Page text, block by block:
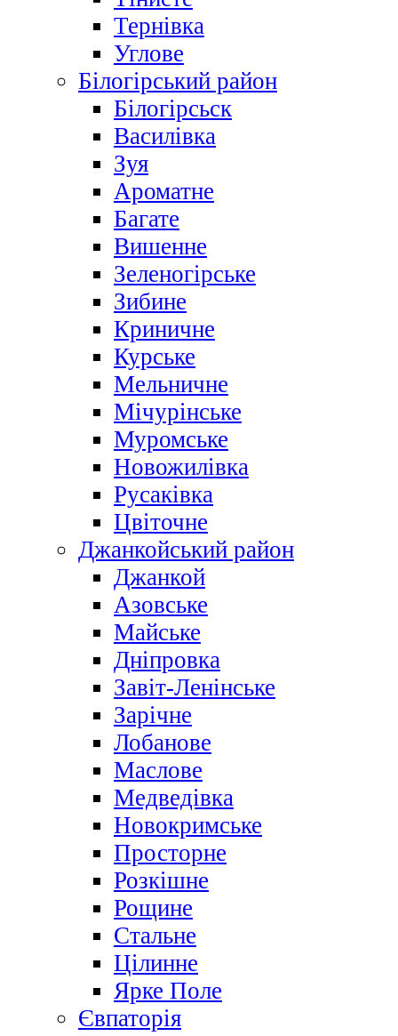
Тернівка
Углове
Білогірський район
Білогірсьск
Василівка
Зуя
Ароматне
Багате
Вишенне
Зеленогірське
Зибине
Криничне
Курське
Мельничне
Мічурінське
Муромське
Новожилівка
Русаківка
Цвіточне
Джанкойський район
Джанкой
Азовське
Майське
Дніпровка
Завіт-Ленінське
Зарічне
Лобанове
Маслове
Медведівка
Новокримське
Просторне
Розкішне
Рощине
Стальне
Цілинне
Ярке Поле
Євпаторія